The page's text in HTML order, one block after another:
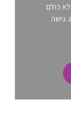
כולם
גישה